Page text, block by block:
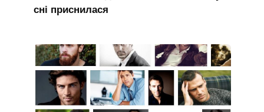
сні приснилася